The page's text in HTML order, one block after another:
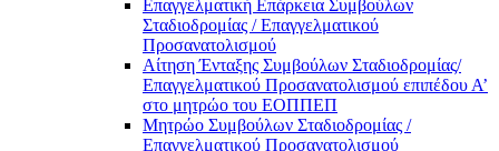
Επαγγελματική Επάρκεια Συμβούλων
Σταδιοδρομίας / Επαγγελματικού
Προσανατολισμού
Αίτηση Ένταξης Συμβούλων Σταδιοδρομίας/
Επαγγελματικού Προσανατολισμού επιπέδου Α’
στο μητρώο του ΕΟΠΠΕΠ
Μητρώο Συμβούλων Σταδιοδρομίας /
Επαγγελματικού Προσανατολισμού